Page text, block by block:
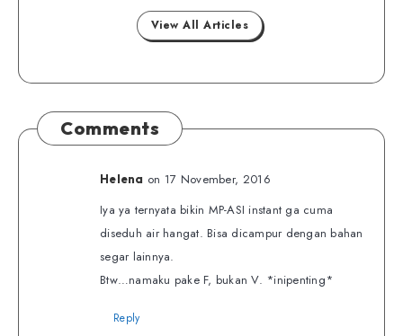
View All Articles
Comments
Helena on 17 November, 2016
Iya ya ternyata bikin MP-ASI instant ga cuma
diseduh air hangat. Bisa dicampur dengan bahan
segar lainnya.
Btw…namaku pake F, bukan V. *inipenting*
Reply